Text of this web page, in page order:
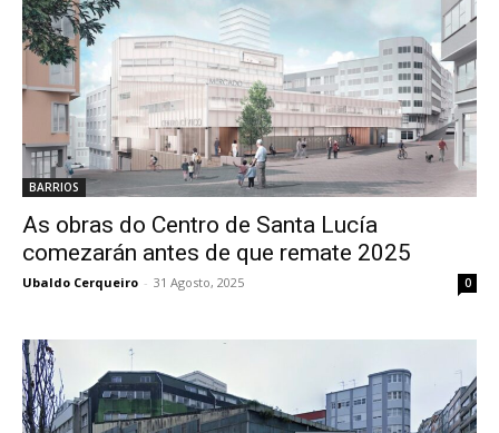
BARRIOS
As obras do Centro de Santa Lucía
comezarán antes de que remate 2025
Ubaldo Cerqueiro - 31 Agosto, 2025 0